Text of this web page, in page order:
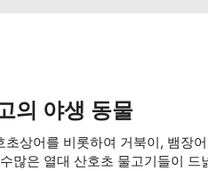
의 야생 동물
상어를 비롯하여 거북이, 뱀장
많은 열대 산호초 물고기들이
or combinations of data from